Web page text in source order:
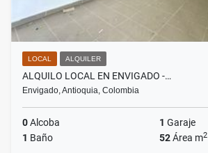
LOCAL ALQUILER
ALQUILO LOCAL EN ENVIGADO -…
Envigado, Antioquia, Colombia
0Alcoba 1 Garaje
1 Baño 52Área m2